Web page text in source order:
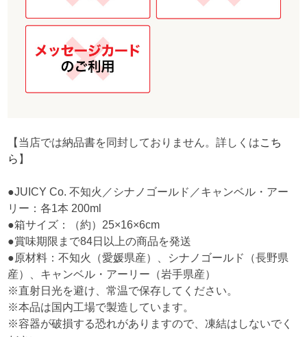
【当店では納品書を同封しておりません。詳しくはこち
ら 】
●JUICY Co. 不知火／シナノゴールド／キャンベル・アー
リー：各1本 200ml
●箱サイズ：（約）25×16×6cm
●賞味期限まで84日以上の商品を発送
●原材料：不知火（愛媛県産）、シナノゴールド（長野県
産）、キャンベル・アーリー（岩手県産）
※直射日光を避け、常温で保存してください。
※本品は国内工場で製造しています。
※容器が破損する恐れがありますので、凍結はしないでく